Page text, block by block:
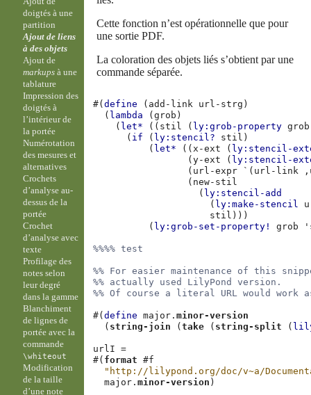
Cette fonction n’est opérationnelle que pour
une sortie PDF.
La coloration des objets liés s’obtient par une
commande séparée.
#(define ( add-link url-strg )
( lambda (grob )
( let* (( stil ( ly:grob-property grob
( if ( ly:stencil? stil )
( let* ((x-ext ( ly:stencil-
(y-ext ( ly:stencil-
( url-expr ` ( url-link ,
( new-stil
( ly:stencil-add
( ly:make-stencil
stil )))
( ly:grob-set-property! grob
%%%% test
%% For easier maintenance of this
%% actually used LilyPond version.
%% Of course a literal URL would work
#(define major .minor-version
( string-join (take ( string-split (
urlI
=
#( format
#f
"http://lilypond.org/doc/v~a/
major .minor-version )
doigtés à une
partition
Ajout de liens
à des objets
Ajout de
markups à une
tablature
Impression des
doigtés à
l’intérieur de
la portée
Numérotation
des mesures et
alternatives
Crochets
d’analyse au-
dessus de la
portée
Crochet
d’analyse avec
texte
Profilage des
notes selon
leur degré
dans la gamme
Blanchiment
de lignes de
portée avec la
commande
\whiteout
Modification
de la taille
d’une note